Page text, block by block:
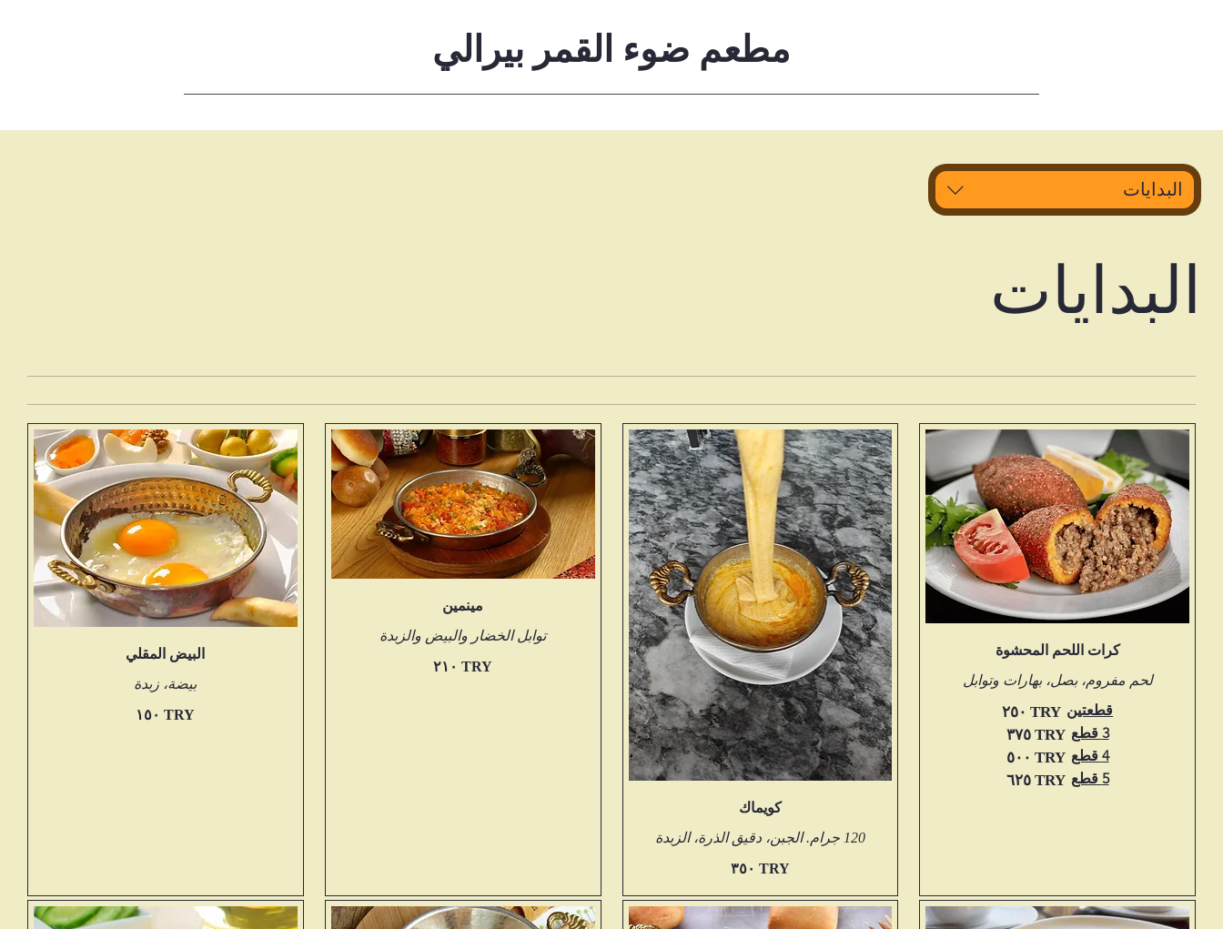
مطعم ضوء القمر بيرالي
البدايات
البدايات
كرات اللحم المحشوة
لحم مفروم، بصل، بهارات وتوابل
قطعتين ‏٢٥٠ TRY
3 قطع
‏٣٧٥ TRY
4 قطع
‏٥٠٠ TRY
5 قطع
‏٦٢٥ TRY
كويماك
120 جرام. الجبن، دقيق الذرة، الزبدة
‏٣٥٠ TRY
مينمين
توابل الخضار والبيض والزبدة
‏٢١٠ TRY
البيض المقلي
بيضة، زبدة
‏١٥٠ TRY